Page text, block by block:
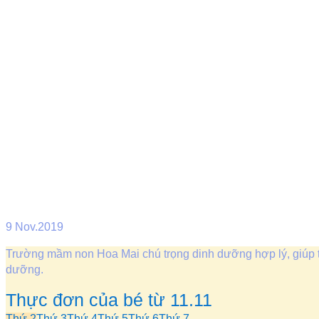
9 Nov.2019
Trường mầm non Hoa Mai chú trọng dinh dưỡng hợp lý, giúp
dưỡng.
Thực đơn của bé từ 11.11